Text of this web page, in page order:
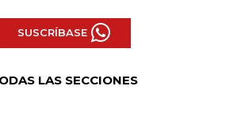
SUSCRÍBASE
LAS SECCIONES